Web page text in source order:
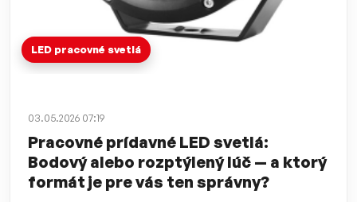
LED pracovné svetlá
03.05.2026 07:19
Pracovné prídavné LED svetlá:
Bodový alebo rozptýlený lúč — a ktorý
formát je pre vás ten správny?